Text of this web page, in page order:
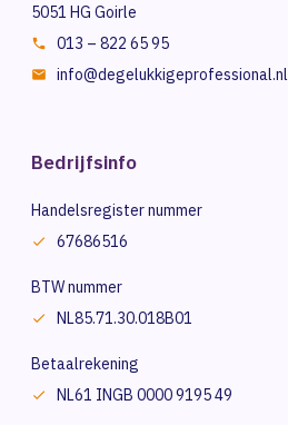
5051 HG Goirle
013 – 822 65 95
info@degelukkigeprofessional.nl
Bedrijfsinfo
Handelsregister nummer
67686516
BTW nummer
NL85.71.30.018B01
Betaalrekening
NL61 INGB 0000 9195 49